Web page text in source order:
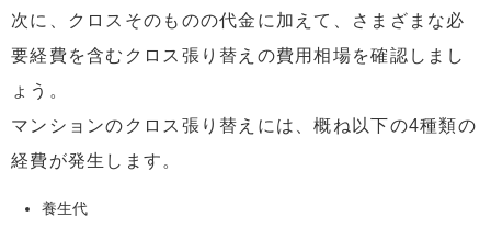
次に、クロスそのものの代金に加えて、さまざまな必
要経費を含むクロス張り替えの費用相場を確認しまし
ょう。
マンションのクロス張り替えには、概ね以下の4種類の
経費が発生します。
養生代